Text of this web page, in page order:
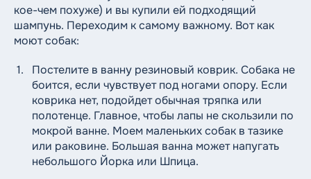
кое-чем похуже) и вы купили ей подходящий
шампунь. Переходим к самому важному. Вот как
моют собак:
Постелите в ванну резиновый коврик. Собака не
боится, если чувствует под ногами опору. Если
коврика нет, подойдет обычная тряпка или
полотенце. Главное, чтобы лапы не скользили по
мокрой ванне. Моем маленьких собак в тазике
или раковине. Большая ванна может напугать
небольшого Йорка или Шпица.